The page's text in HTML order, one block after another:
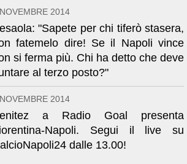
2014
"Sapete per chi tiferò stasera,
fatemelo dire! Se il Napoli vince
si ferma più. Chi ha detto che deve
al terzo posto?"
2014
a Radio Goal presenta
Napoli. Segui il live su
dalle 13.00!